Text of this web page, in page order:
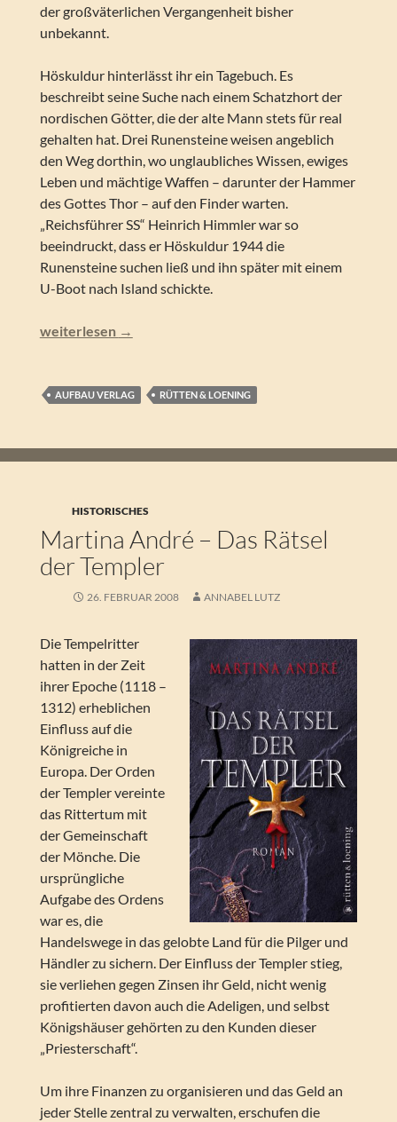
der großväterlichen Vergangenheit bisher
unbekannt.
Höskuldur hinterlässt ihr ein Tagebuch. Es
beschreibt seine Suche nach einem Schatzhort der
nordischen Götter, die der alte Mann stets für real
gehalten hat. Drei Runensteine weisen angeblich
den Weg dorthin, wo unglaubliches Wissen, ewiges
Leben und mächtige Waffen – darunter der Hammer
des Gottes Thor – auf den Finder warten.
„Reichsführer SS“ Heinrich Himmler war so
beeindruckt, dass er Höskuldur 1944 die
Runensteine suchen ließ und ihn später mit einem
U-Boot nach Island schickte.
Elias Snæland Jónsson – Runen
weiterlesen →
AUFBAU VERLAG RÜTTEN & LOENING
HISTORISCHES
Martina André – Das Rätsel
der Templer
26. FEBRUAR 2008 ANNABEL LUTZ
Die Tempelritter
hatten in der Zeit
ihrer Epoche (1118 –
1312) erheblichen
Einfluss auf die
Königreiche in
Europa. Der Orden
der Templer vereinte
das Rittertum mit
der Gemeinschaft
der Mönche. Die
ursprüngliche
Aufgabe des Ordens
war es, die
Handelswege in das gelobte Land für die Pilger und
Händler zu sichern. Der Einfluss der Templer stieg,
sie verliehen gegen Zinsen ihr Geld, nicht wenig
profitierten davon auch die Adeligen, und selbst
Königshäuser gehörten zu den Kunden dieser
„Priesterschaft“.
Um ihre Finanzen zu organisieren und das Geld an
jeder Stelle zentral zu verwalten, erschufen die